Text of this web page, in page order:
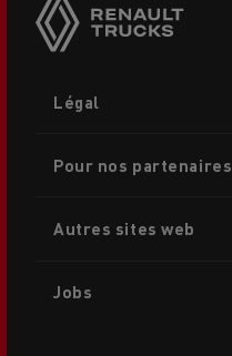
menu
Légal
Pour nos partenaires
Autres sites web
Jobs